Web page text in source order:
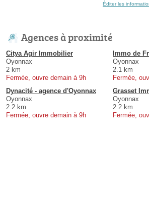
Éditer les
Agences à proximité
Citya Agir Immobilier
Oyonnax
2 km
Fermée, ouvre demain à 9h
Immo de
Oyonnax
2.1 km
Fermée,
Dynacité - agence d'Oyonnax
Oyonnax
2.2 km
Fermée, ouvre demain à 9h
Grasset
Oyonnax
2.2 km
Fermée,